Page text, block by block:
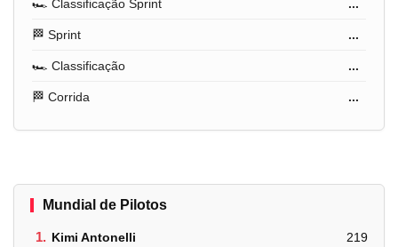
🏎️ Classificação Sprint ...
🏁 Sprint ...
🏎️ Classificação ...
🏁 Corrida ...
Mundial de Pilotos
1. Kimi Antonelli 219